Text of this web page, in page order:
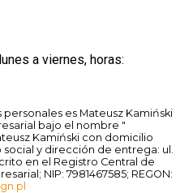
a viernes, horas:
es Mateusz Kamiński
bajo el nombre "
Kamiński con domicilio
y dirección de entrega: ul.
en el Registro Central de
NIP: 7981467585; REGON: